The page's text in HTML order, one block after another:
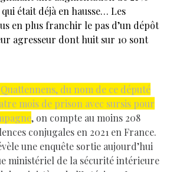
était déjà en hausse… Les
en plus franchir le pas d’un dépôt
agresseur dont huit sur 10 sont
du nom de ce député
mois de prison avec sursis pour
, on compte au moins 208
conjugales en 2021 en France.
une enquête sortie aujourd’hui
ministériel de la sécurité intérieure